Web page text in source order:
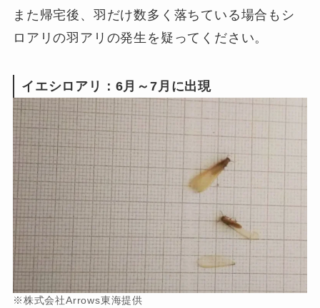
また帰宅後、羽だけ数多く落ちている場合もシ
ロアリの羽アリの発生を疑ってください。
イエシロアリ：6月～7月に出現
※株式会社Arrows東海提供